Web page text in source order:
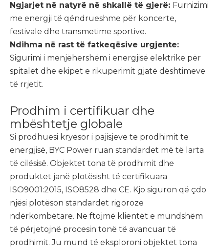
Ngjarjet në natyrë në shkallë të gjerë: Furnizimi
me energji të qëndrueshme për koncerte,
festivale dhe transmetime sportive.
Ndihma në rast të fatkeqësive urgjente:
Sigurimi i menjëhershëm i energjisë elektrike për
spitalet dhe ekipet e rikuperimit gjatë dështimeve
të rrjetit.
Prodhim i certifikuar dhe
mbështetje globale
Si prodhuesi kryesor i pajisjeve të prodhimit të
energjisë, BYC Power ruan standardet më të larta
të cilësisë. Objektet tona të prodhimit dhe
produktet janë plotësisht të certifikuara
ISO9001:2015, ISO8528 dhe CE. Kjo siguron që çdo
njësi plotëson standardet rigoroze
ndërkombëtare. Ne ftojmë klientët e mundshëm
të përjetojnë procesin tonë të avancuar të
prodhimit. Ju mund të eksploroni objektet tona